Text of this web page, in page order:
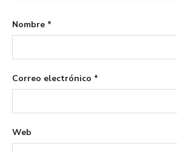
Nombre *
Correo electrónico *
Web